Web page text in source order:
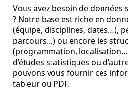
Vous avez besoin de données
? Notre base est riche en
(équipe, disciplines, dates…),
parcours…) ou encore les
(programmation, localisation…).
d’études statistiques ou
pouvons vous fournir ces
tableur ou PDF.